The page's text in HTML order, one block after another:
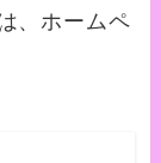
、ホームペ